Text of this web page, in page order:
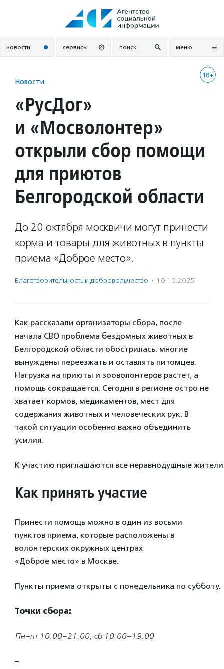
новости сервисы поиск меню
18+
Новости
«РусДог»
и «Мосволонтер»
открыли сбор помощи
для приютов
Белгородской области
До 20 октября москвичи могут принести
корма и товары для животных в пункты
приема «Доброе место».
Благотвори­тель­ность и доброволь­чест­во · 10.10.2025
Как рассказали организаторы сбора, после
начала СВО проблема бездомных животных в
Белгородской области обострилась: многие
вынуждены переезжать и оставлять питомцев.
Нагрузка на приюты и зооволонтеров растет, а
помощь сокращается. Сегодня в регионе остро не
хватает кормов, медикаментов, мест для
содержания животных и человеческих рук. В
такой ситуации особенно важно объединить
усилия.
К участию приглашаются все неравнодушные
Как принять участие
Принести помощь можно в один из восьми
пунктов приема, которые расположены в
волонтерских окружных центрах
«Доброе место» в Москве.
Пункты приема открыты с понедельника по субботу.
Точки сбора:
Пн–пт 10:00–21:00, сб 10:00–19:00
–